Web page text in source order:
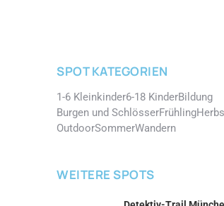
SPOT KATEGORIEN
1-6 Kleinkinder6-18 KinderBildung
Burgen und SchlösserFrühling
OutdoorSommerWandern
WEITERE SPOTS